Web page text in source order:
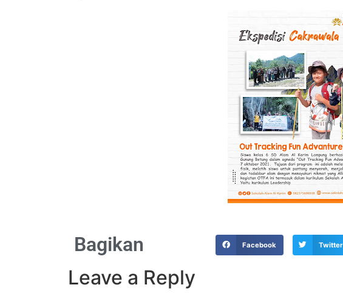
Bagikan Facebook Twitter
Leave a Reply